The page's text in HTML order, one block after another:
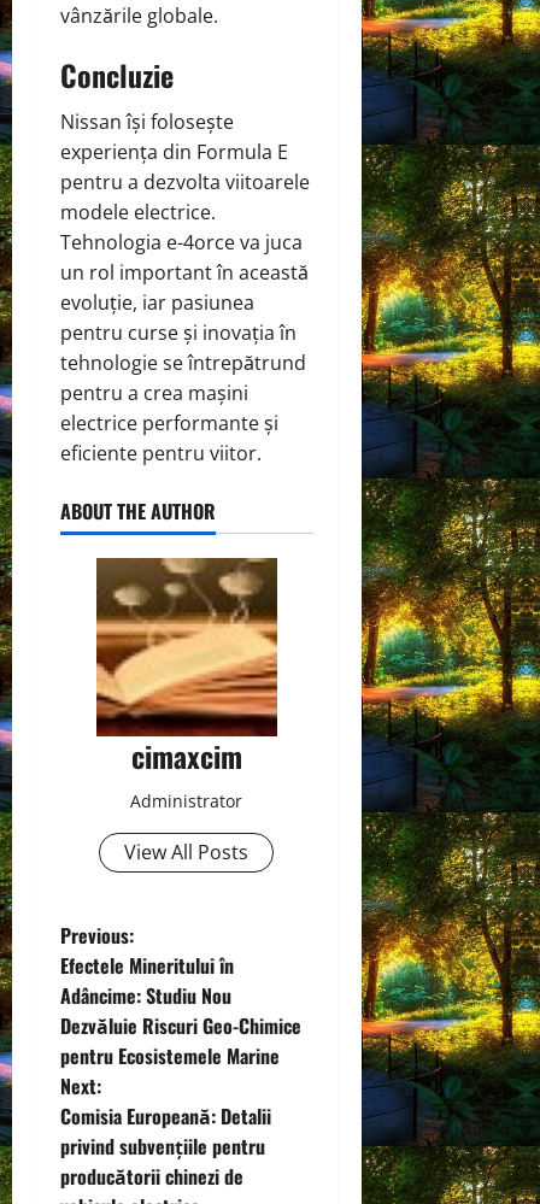
vânzările globale.
Concluzie
Nissan își folosește
experiența din Formula E
pentru a dezvolta viitoarele
modele electrice.
Tehnologia e-4orce va juca
un rol important în această
evoluție, iar pasiunea
pentru curse și inovația în
tehnologie se întrepătrund
pentru a crea mașini
electrice performante și
eficiente pentru viitor.
ABOUT THE AUTHOR
cimaxcim
Administrator
View All Posts
P
o
s
t
n
Previous:
Efectele Mineritului în
Adâncime: Studiu Nou
Dezvăluie Riscuri Geo-Chimice
pentru Ecosistemele Marine
Next:
Comisia Europeană: Detalii
privind subvențiile pentru
producătorii chinezi de